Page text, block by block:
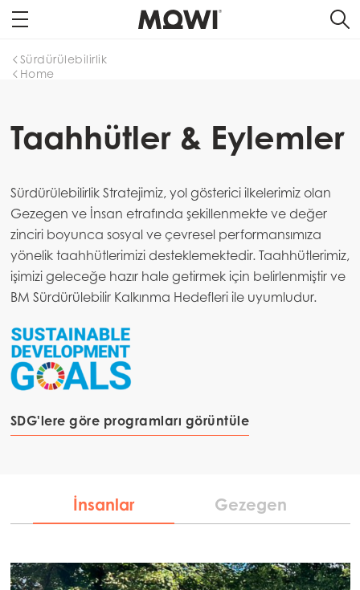
Home
Sürdürülebilirlik
Taahhütler & Eylemler
Sürdürülebilirlik Stratejimiz, yol gösterici ilkelerimiz olan
Gezegen ve İnsan etrafında şekillenmekte ve değer
zinciri boyunca sosyal ve çevresel performansımıza
yönelik taahhütlerimizi desteklemektedir. Taahhütlerimiz,
işimizi geleceğe hazır hale getirmek için belirlenmiştir ve
BM Sürdürülebilir Kalkınma Hedefleri ile uyumludur.
SDG'lere göre programları görüntüle
Gezegen
İnsanlar